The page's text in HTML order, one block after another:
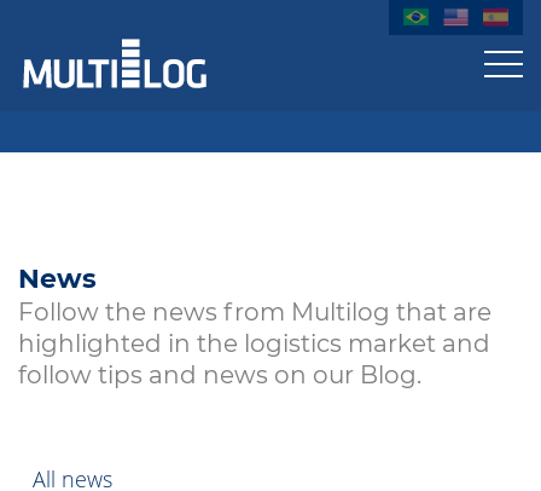
News
Follow the news from Multilog that are
highlighted in the logistics market and
follow tips and news on our Blog.
All news